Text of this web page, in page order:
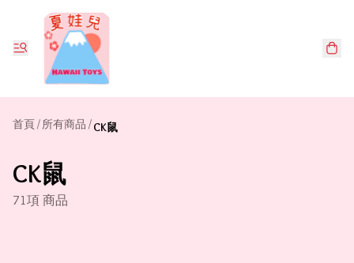
首頁/ 所有商品 / CK鼠
CK鼠
71項 商品